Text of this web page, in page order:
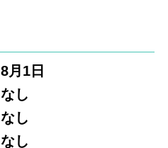
8月1日
なし
なし
なし